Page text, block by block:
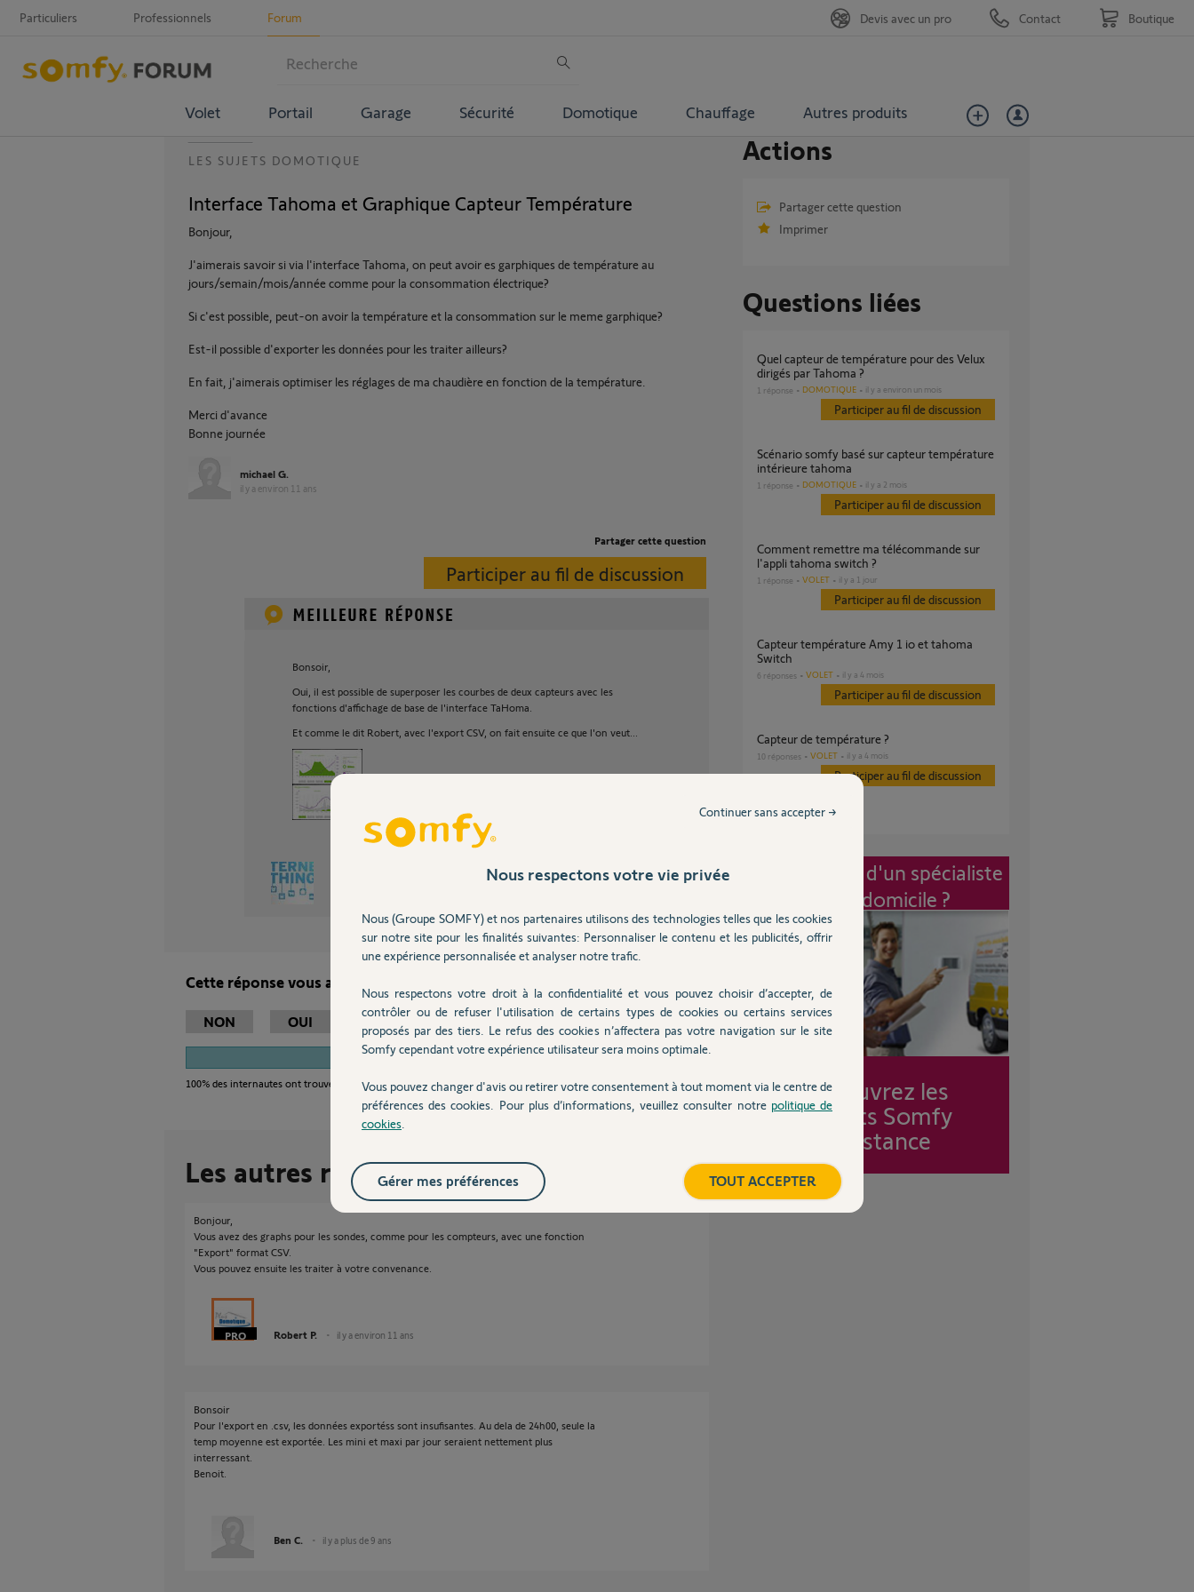
Particuliers Professionnels Forum
Volet Portail Garage Sécurité Domotique Chauffage Autres produits
Devis avec un pro Contact Boutique
LES SUJETS DOMOTIQUE
Interface Tahoma et Graphique Capteur Température
Bonjour,
J'aimerais savoir si via l'interface Tahoma, on peut avoir es garphiques de température au
jours/semain/mois/année comme pour la consommation électrique?
Si c'est possible, peut-on avoir la température et la consommation sur le meme garphique?
Est-il possible d'exporter les données pour les traiter ailleurs?
En fait, j'aimerais optimiser les réglages de ma chaudière en fonction de la température.
Merci d'avance
Bonne journée
michael G.
il y a environ 11 ans
Partager cette question
Participer au fil de discussion
Bonsoir,
Oui, il est possible de superposer les courbes de deux capteurs avec les
fonctions d'affichage de base de l'interface TaHoma.
Et comme le dit Robert, avec l'export CSV, on fait ensuite ce que l'on veut...
Cette réponse vous a-t-elle aidé ?
NON OUI
100%
100% des internautes ont trouvé cette réponse utile
Les autres réponses
Bonjour,
Vous avez des graphs pour les sondes, comme pour les compteurs, avec une fonction
"Export" format CSV.
Vous pouvez ensuite les traiter à votre convenance.
Robert P. il y a environ 11 ans
Bonsoir
Pour l'export en .csv, les données exportéss sont insufisantes. Au dela de 24h00, seule la
temp moyenne est exportée. Les mini et maxi par jour seraient nettement plus
interressant.
Benoit.
Ben C. il y a plus de 9 ans
Actions
Partager cette question
Imprimer
Questions liées
Quel capteur de température pour des Velux
dirigés par Tahoma ?
1 réponse DOMOTIQUE il y a environ un mois
Participer au fil de discussion
Scénario somfy basé sur capteur température
intérieure tahoma
1 réponse DOMOTIQUE il y a 2 mois
Participer au fil de discussion
Comment remettre ma télécommande sur
l'appli tahoma switch ?
1 réponse VOLET il y a 1 jour
Participer au fil de discussion
Capteur température Amy 1 io et tahoma
Switch
6 réponses VOLET il y a 4 mois
Participer au fil de discussion
Capteur de température ?
10 réponses VOLET il y a 4 mois
Participer au fil de discussion
Intervention d'un spécialiste
à mon domicile ?
Découvrez les
forfaits Somfy
Assistance
Nous respectons votre vie privée
Nous (Groupe SOMFY) et nos partenaires utilisons des technologies telles que les cookies
sur notre site pour les finalités suivantes: Personnaliser le contenu et les publicités, offrir
une expérience personnalisée et analyser notre trafic.
Nous respectons votre droit à la confidentialité et vous pouvez choisir d’accepter, de
contrôler ou de refuser l'utilisation de certains types de cookies ou certains services
proposés par des tiers. Le refus des cookies n’affectera pas votre navigation sur le site
Somfy cependant votre expérience utilisateur sera moins optimale.
Vous pouvez changer d'avis ou retirer votre consentement à tout moment via le centre de
préférences des cookies. Pour plus d’informations, veuillez consulter notre politique de
cookies
Continuer sans accepter →
TOUT ACCEPTER
Gérer mes préférences